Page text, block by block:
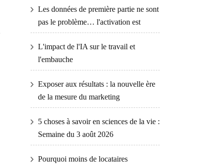
Les données de première partie ne sont
pas le problème… l'activation est
L'impact de l'IA sur le travail et
l'embauche
Exposer aux résultats : la nouvelle ère
de la mesure du marketing
5 choses à savoir en sciences de la vie :
Semaine du 3 août 2026
Pourquoi moins de locataires